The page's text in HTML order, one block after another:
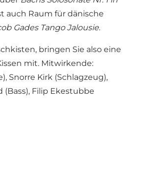
auch Raum für dänische
Gades Tango Jalousie.
bringen Sie also eine
mit. Mitwirkende:
Snorre Kirk (Schlagzeug),
(Bass), Filip Ekestubbe